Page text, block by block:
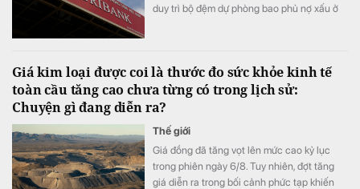
duy trì bộ đệm dự phòng bao phủ nợ xấu ở
Giá kim loại được coi là thước đo sức khỏe kinh tế
toàn cầu tăng cao chưa từng có trong lịch sử:
Chuyện gì đang diễn ra?
Thế giới
Giá đồng đã tăng vọt lên mức cao kỷ lục
trong phiên ngày 6/8. Tuy nhiên, đợt tăng
giá diễn ra trong bối cảnh phức tạp khiến